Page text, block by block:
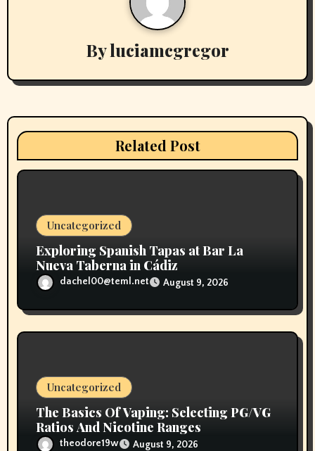
g
a
Byluciamcgregor
Related Post
Uncategorized
Exploring Spanish Tapas at Bar La
Nueva Taberna in Cádiz
dachel00@teml.net August 9, 2026
Uncategorized
The Basics Of Vaping: Selecting PG/VG
Ratios And Nicotine Ranges
theodore19w August 9, 2026